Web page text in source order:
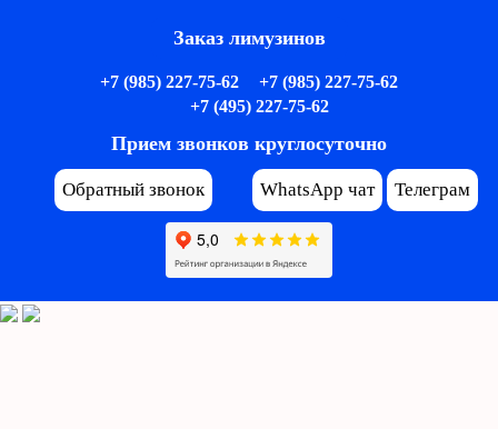
Заказ лимузинов
+7 (985) 227-75-62
+7 (985) 227-75-62
+7 (495) 227-75-62
Прием звонков круглосуточно
Обратный звонок WhatsApp чат Телеграм